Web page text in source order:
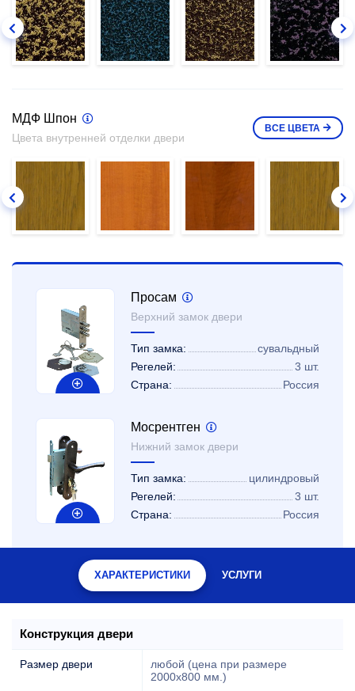
МДФ Шпон
Цвета внутренней отделки двери
ВСЕ ЦВЕТА
Просам
Верхний замок двери
Тип замка:
сувальдный
Регелей:
3 шт.
Страна:
Россия
Мосрентген
Нижний замок двери
Тип замка:
цилиндровый
Регелей:
3 шт.
Страна:
Россия
ХАРАКТЕРИСТИКИ УСЛУГИ
Конструкция двери
Размер двери
любой (цена при размере
2000x800 мм.)